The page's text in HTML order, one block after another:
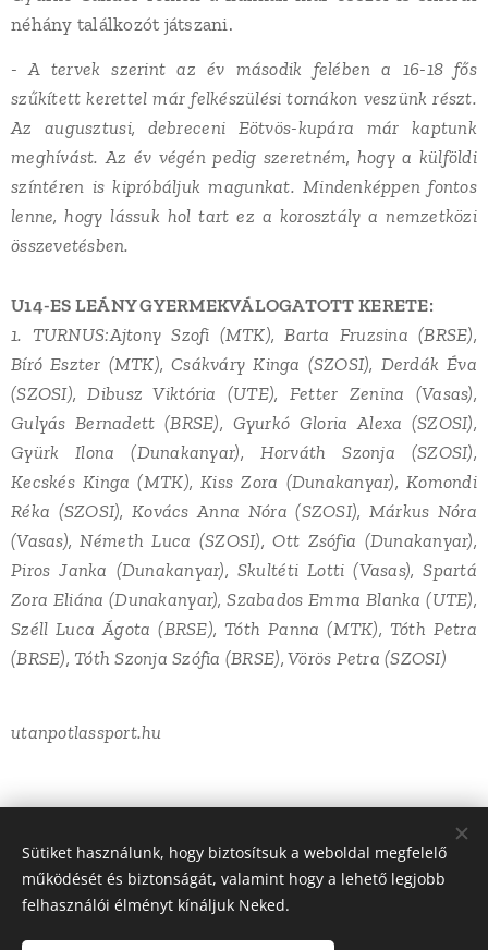
néhány találkozót játszani.
- A tervek szerint az év második felében a 16-18 fős
szűkített kerettel már felkészülési tornákon veszünk részt.
Az augusztusi, debreceni Eötvös-kupára már kaptunk
meghívást. Az év végén pedig szeretném, hogy a külföldi
színtéren is kipróbáljuk magunkat. Mindenképpen fontos
lenne, hogy lássuk hol tart ez a korosztály a nemzetközi
összevetésben.
U14-ES LEÁNY GYERMEKVÁLOGATOTT KERETE:
1. TURNUS:Ajtony Szofi (MTK), Barta Fruzsina (BRSE),
Bíró Eszter (MTK), Csákváry Kinga (SZOSI), Derdák Éva
(SZOSI), Dibusz Viktória (UTE), Fetter Zenina (Vasas),
Gulyás Bernadett (BRSE), Gyurkó Gloria Alexa (SZOSI),
Gyürk Ilona (Dunakanyar), Horváth Szonja (SZOSI),
Kecskés Kinga (MTK), Kiss Zora (Dunakanyar), Komondi
Réka (SZOSI), Kovács Anna Nóra (SZOSI), Márkus Nóra
(Vasas), Németh Luca (SZOSI), Ott Zsófia (Dunakanyar),
Piros Janka (Dunakanyar), Skultéti Lotti (Vasas), Spartá
Zora Eliána (Dunakanyar), Szabados Emma Blanka (UTE),
Széll Luca Ágota (BRSE), Tóth Panna (MTK), Tóth Petra
(BRSE), Tóth Szonja Szófia (BRSE), Vörös Petra (SZOSI)
utanpotlassport.hu
Sütiket használunk, hogy biztosítsuk a weboldal megfelelő
működését és biztonságát, valamint hogy a lehető legjobb
felhasználói élményt kínáljuk Neked.